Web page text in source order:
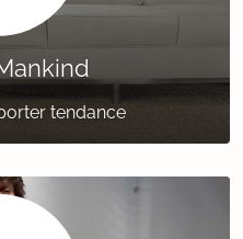
tendance